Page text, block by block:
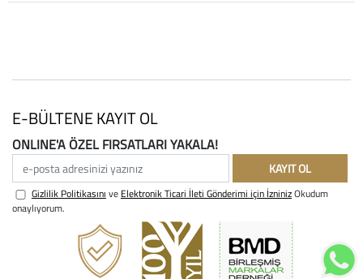
E-BÜLTENE KAYIT OL
ONLINE'A ÖZEL FIRSATLARI YAKALA!
e-posta adresinizi yazınız
KAYIT OL
Gizlilik Politikasını ve Elektronik Ticari İleti Gönderimi için İzninizOkudum
onaylıyorum.